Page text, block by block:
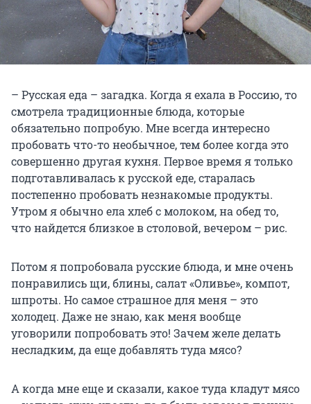
– Русская еда – загадка. Когда я ехала в Россию, то
смотрела традиционные блюда, которые
обязательно попробую. Мне всегда интересно
пробовать что-то необычное, тем более когда это
совершенно другая кухня. Первое время я только
подготавливалась к русской еде, старалась
постепенно пробовать незнакомые продукты.
Утром я обычно ела хлеб с молоком, на обед то,
что найдется близкое в столовой, вечером – рис.
Потом я попробовала русские блюда, и мне очень
понравились щи, блины, салат «Оливье», компот,
шпроты. Но самое страшное для меня – это
холодец. Даже не знаю, как меня вообще
уговорили попробовать это! Зачем желе делать
несладким, да еще добавлять туда мясо?
А когда мне еще и сказали, какое туда кладут мясо